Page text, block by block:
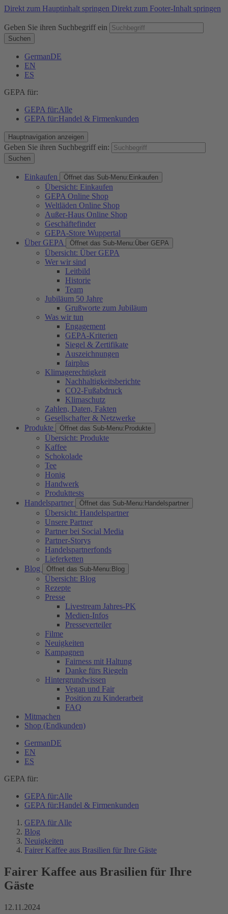
Direkt zum Hauptinhalt springen Direkt zum Footer-Inhalt springen
Geben Sie ihren Suchbegriff ein
Suchen
GermanDE
EN
ES
GEPA für:
GEPA für:Alle
GEPA für:Handel & Firmenkunden
Hauptnavigation anzeigen
Geben Sie ihren Suchbegriff ein:
Suchen
Einkaufen Öffnet das Sub-Menu: Einkaufen
Übersicht: Einkaufen
GEPA Online Shop
Weltläden Online Shop
Außer-Haus Online Shop
Geschäftefinder
GEPA-Store Wuppertal
Über GEPA
Öffnet das Sub-Menu:Über GEPA
Übersicht: Über GEPA
Wer wir sind
Leitbild
Historie
Team
Jubiläum 50 Jahre
Grußworte zum Jubiläum
Was wir tun
Engagement
GEPA-Kriterien
Siegel & Zertifikate
Auszeichnungen
fairplus
Klimagerechtigkeit
Nachhaltigkeitsberichte
CO2-Fußabdruck
Klimaschutz
Zahlen, Daten, Fakten
Gesellschafter & Netzwerke
Produkte
Öffnet das Sub-Menu: Produkte
Übersicht: Produkte
Kaffee
Schokolade
Tee
Honig
Handwerk
Produkttests
Handelspartner
Öffnet das Sub-Menu: Handelspartner
Übersicht: Handelspartner
Unsere Partner
Partner bei Social Media
Partner-Storys
Handelspartnerfonds
Lieferketten
Blog
Öffnet das Sub-Menu: Blog
Übersicht: Blog
Rezepte
Presse
Livestream Jahres-PK
Medien-Infos
Presseverteiler
Filme
Neuigkeiten
Kampagnen
Fairness mit Haltung
Danke fürs Riegeln
Hintergrundwissen
Vegan und Fair
Position zu Kinderarbeit
FAQ
Mitmachen
Shop (Endkunden)
GermanDE
EN
ES
GEPA für:
GEPA für:Alle
GEPA für:Handel & Firmenkunden
GEPA für Alle
Blog
Neuigkeiten
Fairer Kaffee aus Brasilien für Ihre Gäste
Fairer Kaffee aus Brasilien für Ihre
Gäste
12.11.2024